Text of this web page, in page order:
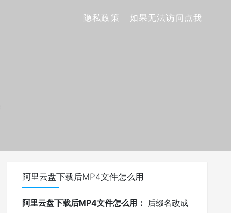
隐私政策 如果无法访问点我
阿里云盘下载后MP4文件怎么用
阿里云盘下载后MP4文件怎么用：
后缀名改成